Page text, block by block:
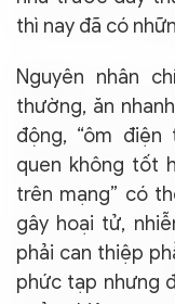
thì nay đã có
Nguyên nhân
thường, ăn
động, “ôm điện
quen không tốt
trên mạng” có
gây hoại tử,
phải can thiệp
phức tạp nhưng